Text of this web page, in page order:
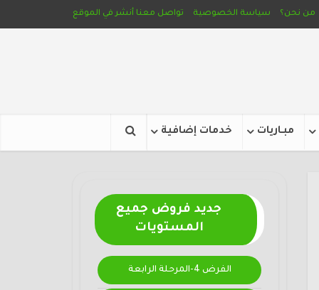
من نحن؟ سياسة الخصوصية تواصل معنا أنشر في الموقع
مبـاريات خدمات إضافية
جديد فروض جميع
المستويات
الفرض 4-المرحلة الرابعة